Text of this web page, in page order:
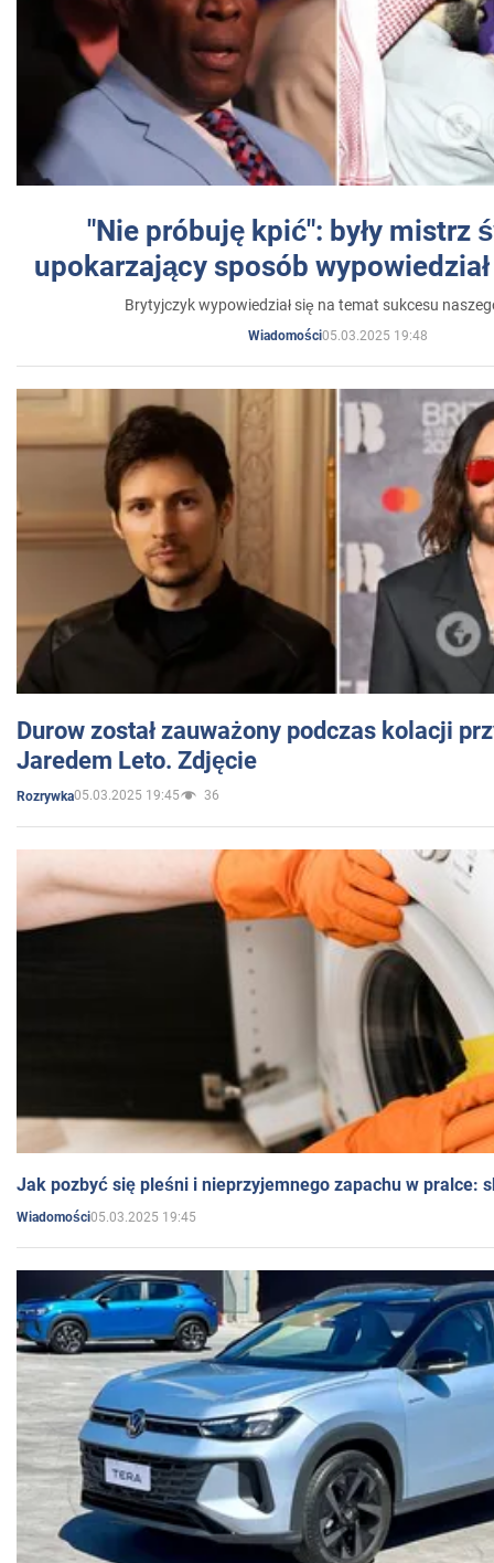
"Nie próbuję kpić": były mistrz
upokarzający sposób
Brytyjczyk wypowiedział się na temat sukcesu
Wiadomości05.03.2025 19:48
Durow został zauważony podczas kolacji
Jaredem Leto. Zdjęcie
Rozrywka05.03.2025 19:45 36
Jak pozbyć się pleśni i nieprzyjemnego zapachu w pralce:
Wiadomości05.03.2025 19:45